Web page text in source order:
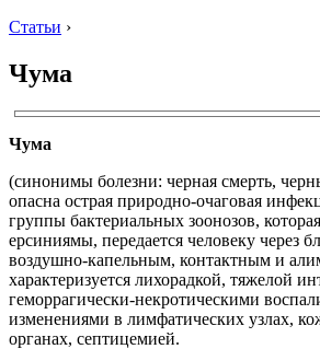
Статьи ›
Чума
Чума
(синонимы болезни: черная смерть,
опасна острая природно-очаговая
группы бактериальных зоонозов,
ерсиниямы, передается человеку через
воздушно-капельным, контактным и
характеризуется лихорадкой, тяжелой
геморрагически-некротическими
изменениями в лимфатических узлах,
органах, септицемией.